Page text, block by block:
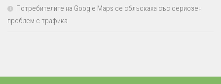
Потребителите на Google Maps се сблъскаха със сериозен
проблем с трафика